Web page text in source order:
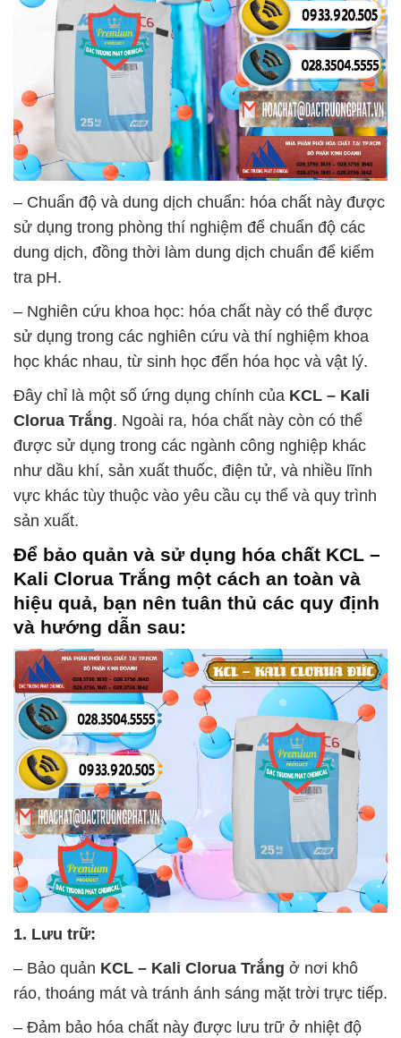
– Chuẩn độ và dung dịch chuẩn: hóa chất này được
sử dụng trong phòng thí nghiệm để chuẩn độ các
dung dịch, đồng thời làm dung dịch chuẩn để kiểm
tra pH.
– Nghiên cứu khoa học: hóa chất này có thể được
sử dụng trong các nghiên cứu và thí nghiệm khoa
học khác nhau, từ sinh học đến hóa học và vật lý.
Đây chỉ là một số ứng dụng chính của KCL – Kali
Clorua Trắng. Ngoài ra, hóa chất này còn có thể
được sử dụng trong các ngành công nghiệp khác
như dầu khí, sản xuất thuốc, điện tử, và nhiều lĩnh
vực khác tùy thuộc vào yêu cầu cụ thể và quy trình
sản xuất.
Để bảo quản và sử dụng hóa chất KCL –
Kali Clorua Trắng một cách an toàn và
hiệu quả, bạn nên tuân thủ các quy định
và hướng dẫn sau:
1. Lưu trữ:
– Bảo quản KCL – Kali Clorua Trắng ở nơi khô
ráo, thoáng mát và tránh ánh sáng mặt trời trực tiếp.
– Đảm bảo hóa chất này được lưu trữ ở nhiệt độ